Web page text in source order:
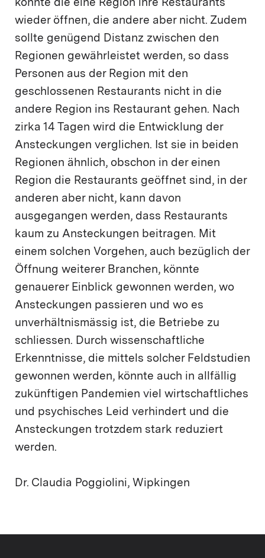
könnte die eine Region ihre Restaurants
wieder öffnen, die andere aber nicht. Zudem
sollte genügend Distanz zwischen den
Regionen gewährleistet werden, so dass
Personen aus der Region mit den
geschlossenen Restaurants nicht in die
andere Region ins Restaurant gehen. Nach
zirka 14 Tagen wird die Entwicklung der
Ansteckungen verglichen. Ist sie in beiden
Regionen ähnlich, obschon in der einen
Region die Restaurants geöffnet sind, in der
anderen aber nicht, kann davon
ausgegangen werden, dass Restaurants
kaum zu Ansteckungen beitragen. Mit
einem solchen Vorgehen, auch bezüglich der
Öffnung weiterer Branchen, könnte
genauerer Einblick gewonnen werden, wo
Ansteckungen passieren und wo es
unverhältnismässig ist, die Betriebe zu
schliessen. Durch wissenschaftliche
Erkenntnisse, die mittels solcher Feldstudien
gewonnen werden, könnte auch in allfällig
zukünftigen Pandemien viel wirtschaftliches
und psychisches Leid verhindert und die
Ansteckungen trotzdem stark reduziert
werden.
Dr. Claudia Poggiolini, Wipkingen